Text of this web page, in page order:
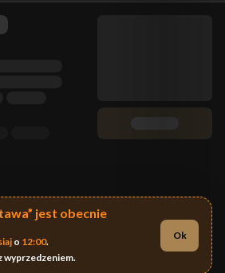
jest obecnie
o 12:00.
wyprzedzeniem.
Ok